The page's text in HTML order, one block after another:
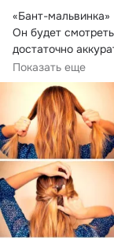
«Бант-мальвинка»
Он будет
достаточно
Берем две
Показать еще